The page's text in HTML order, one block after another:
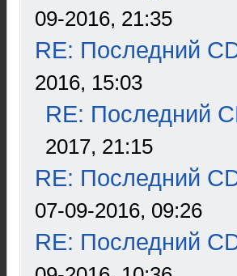
09-2016, 21:35
RE: Последний
2016, 15:03
RE: Последний
2017, 21:15
RE: Последний
07-09-2016, 09:26
RE: Последний